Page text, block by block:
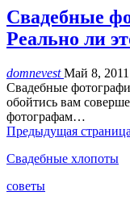
Свадебные
Реально ли
domnevestМай 8, 2011
Свадебные
обойтись вам
фотографам…
Предыдущая страница
Свадебные хлопоты
советы